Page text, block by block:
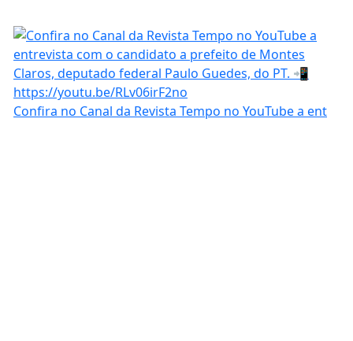
Confira no Canal da Revista Tempo no YouTube a ent